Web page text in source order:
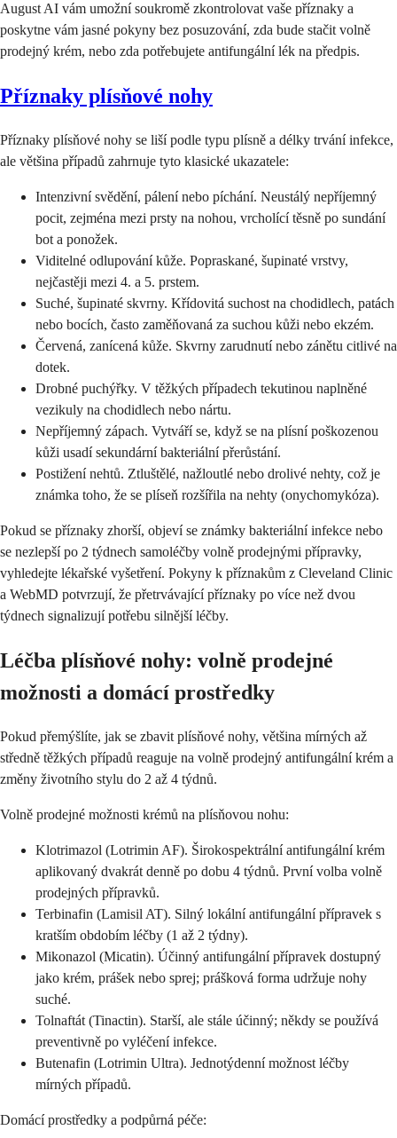
August AI vám umožní soukromě zkontrolovat vaše příznaky a
poskytne vám jasné pokyny bez posuzování, zda bude stačit volně
prodejný krém, nebo zda potřebujete antifungální lék na předpis.
Příznaky plísňové nohy
Příznaky plísňové nohy se liší podle typu plísně a délky trvání infekce,
ale většina případů zahrnuje tyto klasické ukazatele:
Intenzivní svědění, pálení nebo píchání. Neustálý nepříjemný
pocit, zejména mezi prsty na nohou, vrcholící těsně po sundání
bot a ponožek.
Viditelné odlupování kůže. Popraskané, šupinaté vrstvy,
nejčastěji mezi 4. a 5. prstem.
Suché, šupinaté skvrny. Křídovitá suchost na chodidlech, patách
nebo bocích, často zaměňovaná za suchou kůži nebo ekzém.
Červená, zanícená kůže. Skvrny zarudnutí nebo zánětu citlivé na
dotek.
Drobné puchýřky. V těžkých případech tekutinou naplněné
vezikuly na chodidlech nebo nártu.
Nepříjemný zápach. Vytváří se, když se na plísní poškozenou
kůži usadí sekundární bakteriální přerůstání.
Postižení nehtů. Ztluštělé, nažloutlé nebo drolivé nehty, což je
známka toho, že se plíseň rozšířila na nehty (onychomykóza).
Pokud se příznaky zhorší, objeví se známky bakteriální infekce nebo
se nezlepší po 2 týdnech samoléčby volně prodejnými přípravky,
vyhledejte lékařské vyšetření. Pokyny k příznakům z Cleveland Clinic
a WebMD potvrzují, že přetrvávající příznaky po více než dvou
týdnech signalizují potřebu silnější léčby.
Léčba plísňové nohy: volně prodejné
možnosti a domácí prostředky
Pokud přemýšlíte, jak se zbavit plísňové nohy, většina mírných až
středně těžkých případů reaguje na volně prodejný antifungální krém a
změny životního stylu do 2 až 4 týdnů.
Volně prodejné možnosti krémů na plísňovou nohu:
Klotrimazol (Lotrimin AF). Širokospektrální antifungální krém
aplikovaný dvakrát denně po dobu 4 týdnů. První volba volně
prodejných přípravků.
Terbinafin (Lamisil AT). Silný lokální antifungální přípravek s
kratším obdobím léčby (1 až 2 týdny).
Mikonazol (Micatin). Účinný antifungální přípravek dostupný
jako krém, prášek nebo sprej; prášková forma udržuje nohy
suché.
Tolnaftát (Tinactin). Starší, ale stále účinný; někdy se používá
preventivně po vyléčení infekce.
Butenafin (Lotrimin Ultra). Jednotýdenní možnost léčby
mírných případů.
Domácí prostředky a podpůrná péče: